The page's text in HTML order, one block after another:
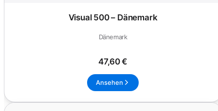
Visual 500 – Dänemark
Dänemark
47,60 €
Ansehen